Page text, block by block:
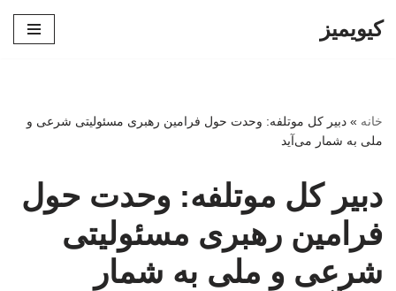
کیویمیز
خانه » دبیر کل موتلفه: وحدت حول فرامین رهبری مسئولیتی شرعی و
ملی به شمار می‌آید
دبیر کل موتلفه: وحدت حول
فرامین رهبری مسئولیتی
شرعی و ملی به شمار